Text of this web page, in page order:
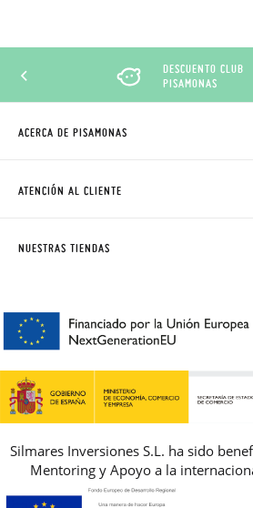
DESCUENTO CLUB
PISAMONAS
ACERCA DE PISAMONAS
CÓMO COMPRAR
AVISO LEGAL, PRIVACIDAD Y COOKIES
REBAJAS
ATENCIÓN AL CLIENTE
PREGUNTAS FRECUENTES
NUESTRAS TIENDAS
Silmares Inversiones S.L. ha sido
Mentoring y Apoyo a la